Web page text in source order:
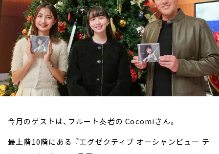
今月のゲストは、フルート奏者の Cocomiさん。
最上階10階にある 『エグゼクティブ オーシャンビュー テ